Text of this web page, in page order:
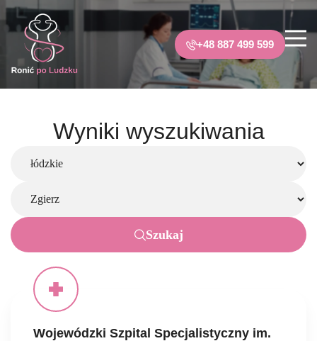
+48 887 499 599
Wyniki wyszukiwania
Szukaj
Wojewódzki Szpital Specjalistyczny im.